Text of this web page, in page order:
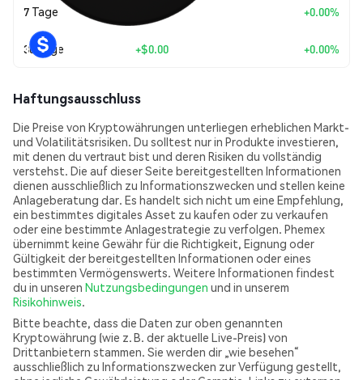
7 Tage +0.00%
30 Tage +$0.00 +0.00%
Haftungsausschluss
Die Preise von Kryptowährungen unterliegen erheblichen Markt-
und Volatilitätsrisiken. Du solltest nur in Produkte investieren,
mit denen du vertraut bist und deren Risiken du vollständig
verstehst. Die auf dieser Seite bereitgestellten Informationen
dienen ausschließlich zu Informationszwecken und stellen keine
Anlageberatung dar. Es handelt sich nicht um eine Empfehlung,
ein bestimmtes digitales Asset zu kaufen oder zu verkaufen
oder eine bestimmte Anlagestrategie zu verfolgen. Phemex
übernimmt keine Gewähr für die Richtigkeit, Eignung oder
Gültigkeit der bereitgestellten Informationen oder eines
bestimmten Vermögenswerts. Weitere Informationen findest
du in unseren Nutzungsbedingungen und in unserem
Risikohinweis.
Bitte beachte, dass die Daten zur oben genannten
Kryptowährung (wie z. B. der aktuelle Live-Preis) von
Drittanbietern stammen. Sie werden dir „wie besehen“
ausschließlich zu Informationszwecken zur Verfügung gestellt,